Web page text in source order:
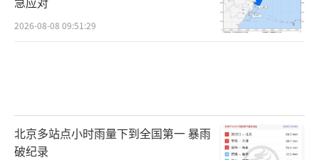
2026-08-08 09:51:29
北京多站点小时雨量下到全国第一 暴雨
破纪录